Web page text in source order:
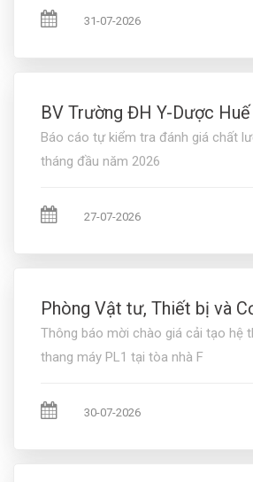
31-07-2026
BV Trường ĐH Y-Dược Huế
Báo cáo tự kiểm tra đánh giá chất
tháng đầu năm 2026
27-07-2026
Phòng Vật tư, Thiết bị và
Thông báo mời chào giá cải tạo hệ
thang máy PL1 tại tòa nhà F
30-07-2026